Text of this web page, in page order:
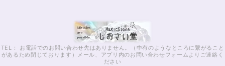
TEL： お電話でのお問い合わせ先はありません。（中有のようなところに繋がること
があるため閉じております）メール、アプリ内のお問い合わせフォームよりご連絡く
ださい